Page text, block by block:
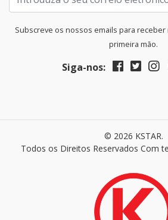
Subscreve os nossos emails para
primeira mão.
Siga-nos:
© 2026 KSTAR.
Todos os Direitos Reservados Com